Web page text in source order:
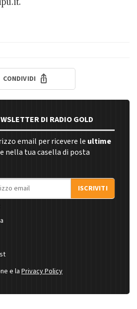
CONDIVIDI
DI RADIO GOLD
email per ricevere le ultime
nella tua casella di posta
ISCRIVITI
e la Privacy Policy